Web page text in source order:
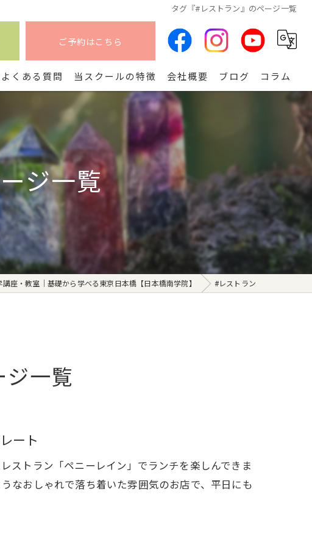
タグ『#レストラン』のページ一覧
ご予約はこちら
よくある質問 当スクールの特徴
副業
会社概要 ブログ コラム
ジ一覧
講座・教室｜基礎から学べる東京日本橋【日本橋南学院】 #レストラン
一覧
ート
ストラン「ペニーレイン」でランチを楽しんできま
なおしゃれで落ち着いた雰囲気のお店で、平日にも